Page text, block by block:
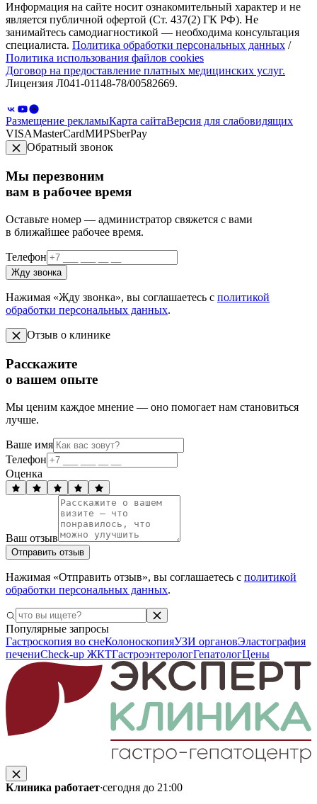
Информация на сайте носит ознакомительный характер и не
является публичной офертой (Ст. 437(2) ГК РФ). Не
занимайтесь самодиагностикой — необходима консультация
специалиста. Политика обработки персональных данных /
Политика использования файлов cookies
Договор на предоставление платных медицинских услуг.
Лицензия Л041-01148-78/00582669.
Размещение рекламыКарта сайтаВерсия для слабовидящих
VISAMasterCardМИРSberPay
Обратный звонок
Мы перезвоним
вам в рабочее время
Оставьте номер — администратор свяжется с вами
в ближайшее рабочее время.
Телефон
Жду звонка
Нажимая «Жду звонка», вы соглашаетесь с политикой
обработки персональных данных.
Отзыв о клинике
Расскажите
о вашем опыте
Мы ценим каждое мнение — оно помогает нам становиться
лучше.
Ваше имя
Телефон
Оценка
Ваш отзыв
Отправить отзыв
Нажимая «Отправить отзыв», вы соглашаетесь с политикой
обработки персональных данных.
Популярные запросы
Гастроскопия во снеКолоноскопияУЗИ органовЭластография
печениCheck-up ЖКТГастроэнтерологГепатологЦены
Клиника работает·сегодня до 21:00